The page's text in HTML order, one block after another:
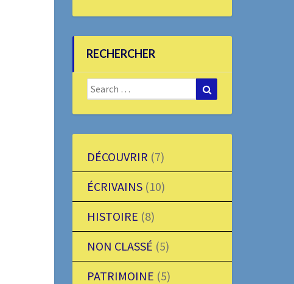
RECHERCHER
Search
for:
DÉCOUVRIR (7)
ÉCRIVAINS(10)
HISTOIRE (8)
NON CLASSÉ (5)
PATRIMOINE (5)